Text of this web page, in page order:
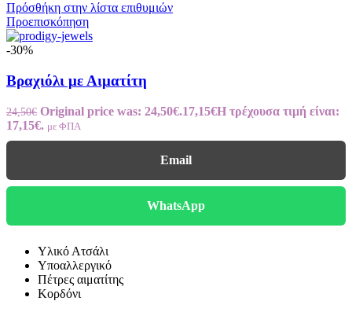
Πρόσθήκη στην λίστα επιθυμιών
Προεπισκόπηση
-30%
Βραχιόλι με Αιματίτη
24,50€ Original price was: 24,50€.17,15€Η τρέχουσα τιμή είναι:
17,15€. με ΦΠΑ
Email
WhatsApp
Υλικό Ατσάλι
Υποαλλεργικό
Πέτρες αιματίτης
Κορδόνι